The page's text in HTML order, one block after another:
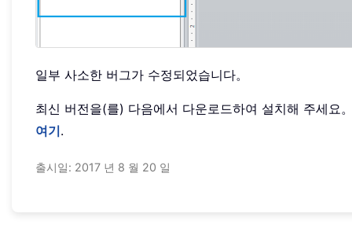
일부 사소한 버그가 수정되었습니다。
최신 버전을(를) 다음에서 다운로드하여 설치해 주세요
여기.
출시일: 2017 년 8 월 20 일